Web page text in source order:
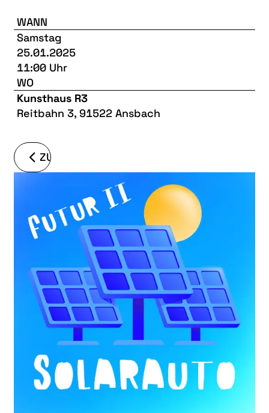
WANN
Samstag
25.01.2025
11:00 Uhr
WO
Kunsthaus R3
Reitbahn 3, 91522 Ansbach
ZURÜCK